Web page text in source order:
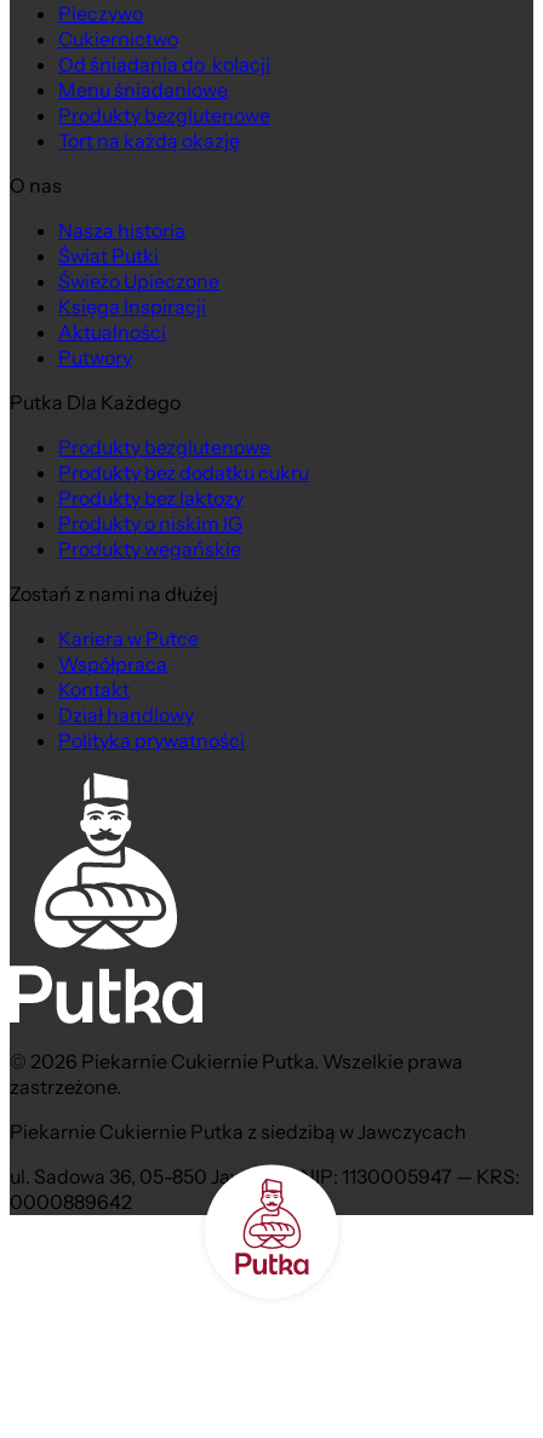
Pieczywo
Cukiernictwo
Od śniadania do kolacji
Menu śniadaniowe
Produkty bezglutenowe
Tort na każdą okazję
O nas
Nasza historia
Świat Putki
Świeżo Upieczone
Księga Inspiracji
Aktualności
Putwory
Putka Dla Każdego
Produkty bezglutenowe
Produkty bez dodatku cukru
Produkty bez laktozy
Produkty o niskim IG
Produkty wegańskie
Zostań z nami na dłużej
Kariera w Putce
Współpraca
Kontakt
Dział handlowy
Polityka prywatności
© 2026 Piekarnie Cukiernie Putka. Wszelkie prawa
zastrzeżone.
Piekarnie Cukiernie Putka z siedzibą w Jawczycach
ul. Sadowa 36, 05-850 Jawczyce NIP: 1130005947 — KRS:
0000889642